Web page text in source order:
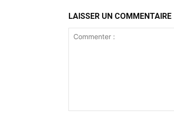
LAISSER UN COMMENTAIRE